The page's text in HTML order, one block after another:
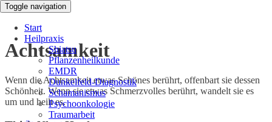
Toggle navigation
Start
Heilpraxis
Shiatsu
Pflanzenheilkunde
EMDR
Dunkelfeld-Diagnostik
Schamanismus
Psychoonkologie
Traumarbeit
Achtsamkeit
Wenn die Achtsamkeit etwas Schönes berührt, offenbart sie dessen
Schönheit. Wenn sie etwas Schmerzvolles berührt, wandelt sie es
um und heilt es.